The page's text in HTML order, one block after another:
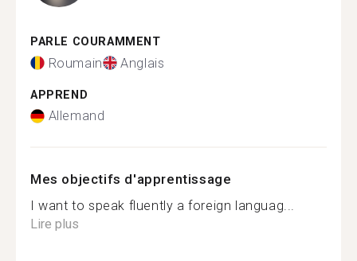
PARLE COURAMMENT
Roumain Anglais
APPREND
Allemand
Mes objectifs d'apprentissage
I want to speak fluently a foreign languag...
Lire plus